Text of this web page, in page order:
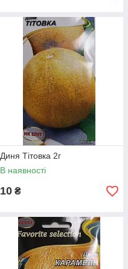
Диня Тітовка 2г
В наявності
10 ₴